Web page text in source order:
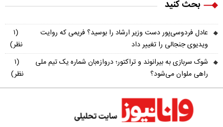
بحث کنید
عادل فردوسی‌پور دست وزیر ارشاد را بوسید؟ فریمی که روایت
ویدیوی جنجالی را تغییر داد
(۱
نظر)
شوک سربازی به بیرانوند و تراکتور؛ دروازه‌بان شماره یک تیم ملی
راهی ملوان می‌شود؟
(۱
نظر)